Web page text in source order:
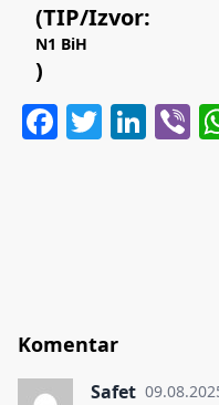
(TIP/Izvor:
N1 BiH
)
Facebook
Twitter
Komentar
Safet